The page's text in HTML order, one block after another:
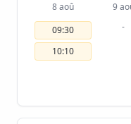
8 aoû
09:30
10:10
9
-